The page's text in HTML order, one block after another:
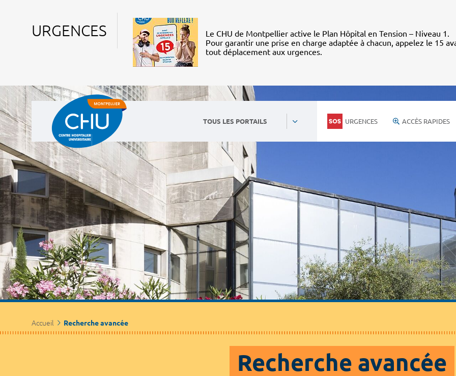
URGENCES
Le CHU de Montpellier active le Plan Hôpital en Tension – Niveau 1.
Pour garantir une prise en charge adaptée à chacun, appelez le 15
tout déplacement aux urgences.
TOUS LES PORTAILS URGENCES ACCÈS RAPIDES
Accueil Recherche avancée
Recherche avancée